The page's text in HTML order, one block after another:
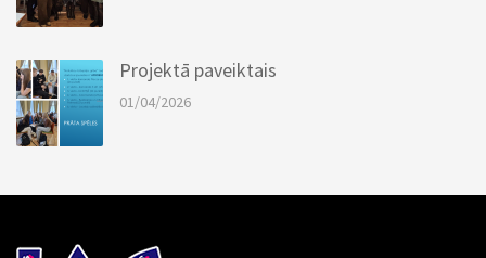
Projektā paveiktais
01/04/2026